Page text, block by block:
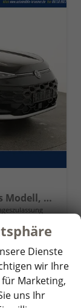
1.5 eTSI 110 kW Life DSG Life, neues Modell, LED, Kamera, Side, Winter, 17-Zoll
Grenadillschwarz Metallic
Dienste
wir Ihre
Marketing,
uns Ihr